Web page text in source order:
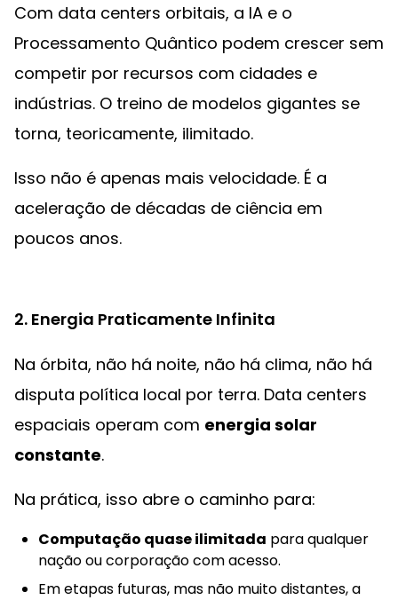
Com data centers orbitais, a IA e o
Processamento Quântico podem crescer sem
competir por recursos com cidades e
indústrias. O treino de modelos gigantes se
torna, teoricamente, ilimitado.
Isso não é apenas mais velocidade. É a
aceleração de décadas de ciência em
poucos anos.
2. Energia Praticamente Infinita
Na órbita, não há noite, não há clima, não há
disputa política local por terra. Data centers
espaciais operam com energia solar
constante.
Na prática, isso abre o caminho para:
Computação quase ilimitada para qualquer
nação ou corporação com acesso.
Em etapas futuras, mas não muito distantes, a